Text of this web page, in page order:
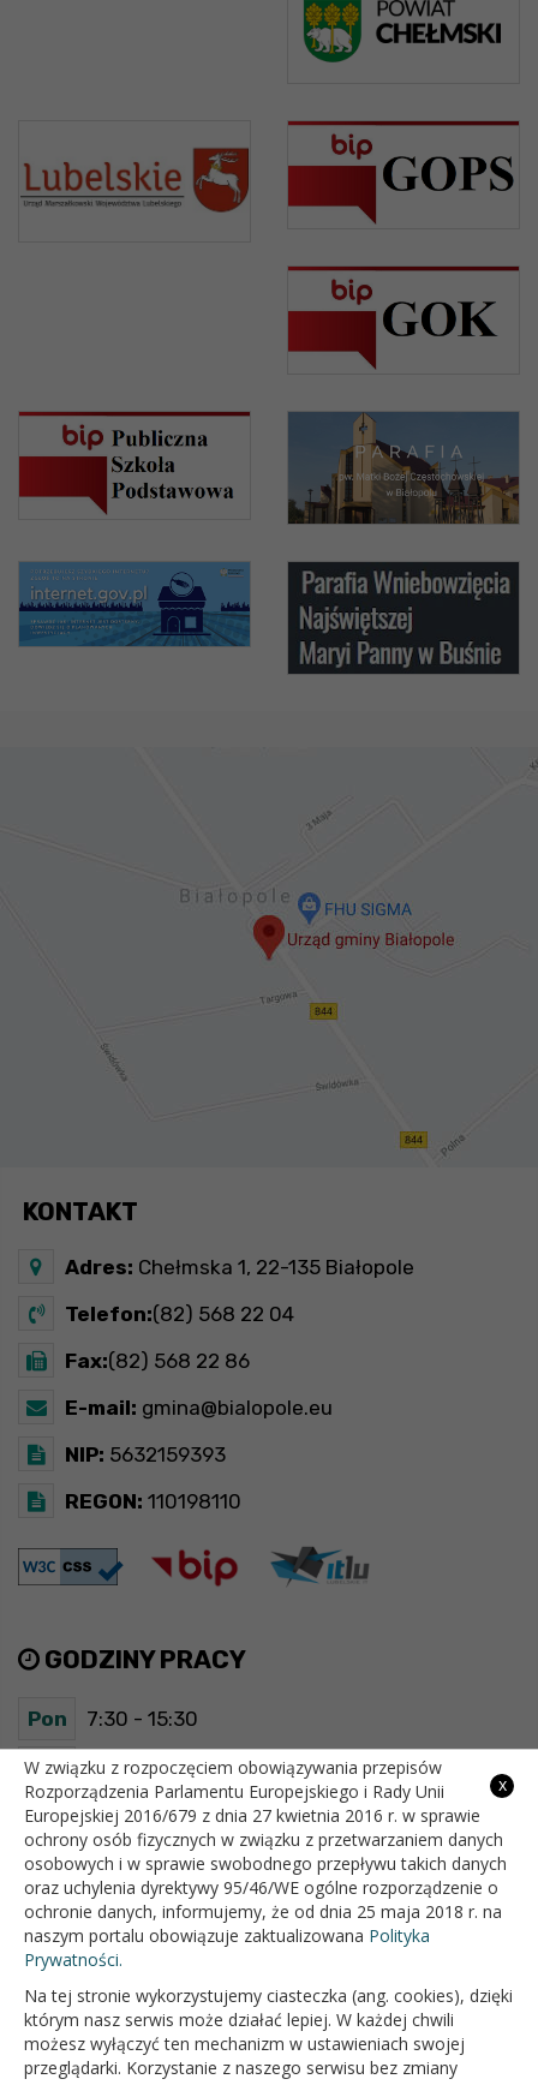
KONTAKT
Adres: Chełmska 1, 22-135 Białopole
Telefon:(82) 568 22 04
Fax:(82) 568 22 86
E-mail: gmina@bialopole.eu
NIP: 5632159393
REGON: 110198110
GODZINY PRACY
Pon 7:30 - 15:30
Wt 7:30 - 15:30
Śr 7:30 - 15:30
Czw 7:30 - 15:30
Pt 7:30 - 15:30
OFICJALNY SERWIS INTERNETOWY GMINY BIAŁOPOLE
x
W związku z rozpoczęciem obowiązywania przepisów
Rozporządzenia Parlamentu Europejskiego i Rady Unii
Europejskiej 2016/679 z dnia 27 kwietnia 2016 r. w sprawie
ochrony osób fizycznych w związku z przetwarzaniem danych
osobowych i w sprawie swobodnego przepływu takich danych
oraz uchylenia dyrektywy 95/46/WE ogólne rozporządzenie o
ochronie danych, informujemy, że od dnia 25 maja 2018 r. na
naszym portalu obowiązuje zaktualizowana Polityka
Prywatności.
Na tej stronie wykorzystujemy ciasteczka (ang. cookies), dzięki
którym nasz serwis może działać lepiej. W każdej chwili
możesz wyłączyć ten mechanizm w ustawieniach swojej
przeglądarki. Korzystanie z naszego serwisu bez zmiany